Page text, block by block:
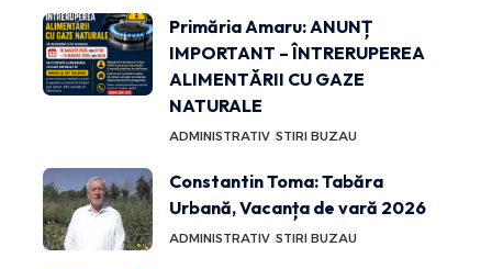
Primăria Amaru: ANUNȚ
IMPORTANT – ÎNTRERUPEREA
ALIMENTĂRII CU GAZE
NATURALE
ADMINISTRATIV STIRI BUZAU
Constantin Toma: Tabăra
Urbană, Vacanța de vară 2026
ADMINISTRATIV STIRI BUZAU